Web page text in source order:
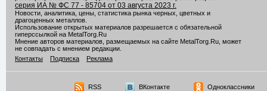
серия ИА № ФС 77 - 85704 от 03 августа 2023 г.
Новости, аналитика, цены, статистика рынка черных, цветных и
драгоценных металлов.
Использование открытых материалов разрешается с обязательной
гиперссылкой на MetalTorg.Ru
Мнение авторов материалов, размещаемых на сайте MetalTorg.Ru, может
не совпадать с мнением редакции.
Контакты
Подписка Реклама
RSS ВКонтакте Одноклассники